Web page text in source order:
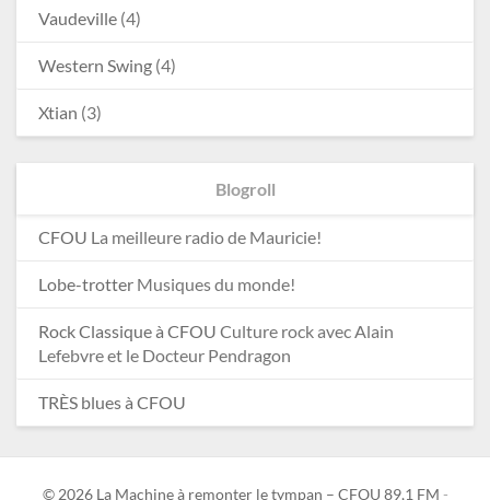
Vaudeville (4)
Western Swing (4)
Xtian (3)
Blogroll
CFOU La meilleure radio de Mauricie!
Lobe-trotter Musiques du monde!
Rock Classique à CFOU Culture rock avec Alain
Lefebvre et le Docteur Pendragon
TRÈS blues à CFOU
© 2026 La Machine à remonter le tympan – CFOU 89,1 FM -